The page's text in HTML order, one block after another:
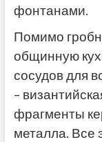
фонтанами.
Помимо
общинную
сосудов для
–
фрагменты
металла. Все